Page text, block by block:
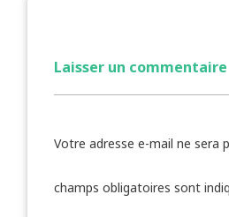
Laisser un commentaire
Votre adresse e-mail ne sera
champs obligatoires sont